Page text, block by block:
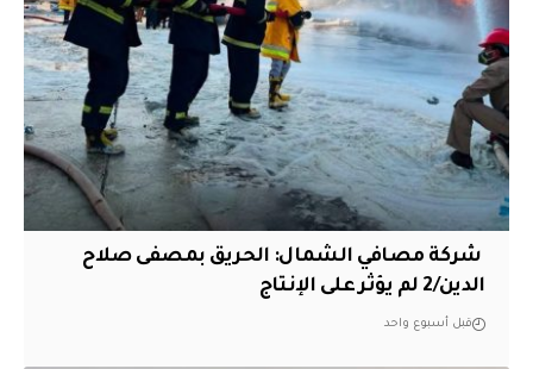
‏ شركة مصافي الشمال: الحريق بمصفى صلاح
الدين/2 لم يؤثر على الإنتاج
قبل أسبوع واحد